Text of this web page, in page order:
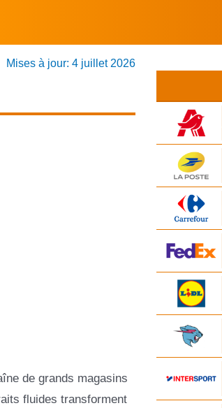
Mises à jour: 4 juillet 2026
de grands magasins
fluides transforment